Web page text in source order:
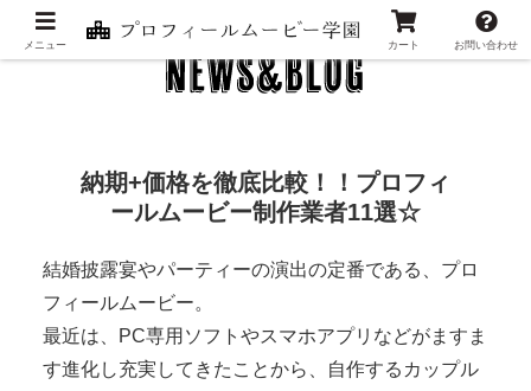
納期+価格を徹底比較！！プロフィ
ールムービー制作業者11選☆
結婚披露宴やパーティーの演出の定番である、プロ
フィールムービー。
最近は、PC専用ソフトやスマホアプリなどがますま
す進化し充実してきたことから、自作するカップル
メニュー カート お問い合わせ